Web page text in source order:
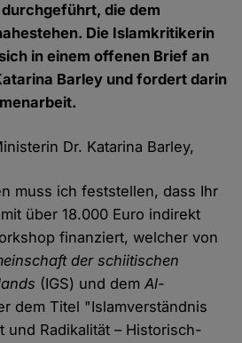
die dem
Die Islamkritikerin
in einem offenen Brief an
Barley und fordert darin
Dr. Katarina Barley,
muss ich feststellen, dass Ihr
über 18.000 Euro indirekt
finanziert, welcher von
der schiitischen
(IGS) und demAl-
dem Titel "Islamverständnis
und Radikalität – Historisch-